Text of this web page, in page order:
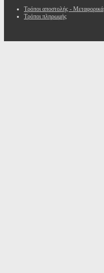
Τρόποι αποστολής - Μεταφορικά
Τρόποι πληρωμής